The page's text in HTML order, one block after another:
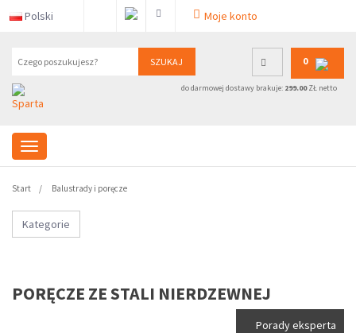
Polski Moje konto
SZUKAJ 0
do darmowej dostawy brakuje: 299.00ZŁ netto
Start Balustrady i poręcze
Kategorie
PORĘCZE ZE STALI NIERDZEWNEJ
Porady eksperta